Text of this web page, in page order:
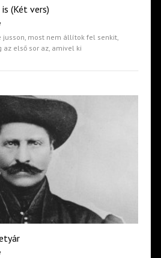
(Két vers)
jusson, most nem állítok fel senkit,
az első sor az, amivel ki